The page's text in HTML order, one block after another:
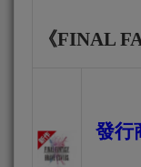
《FINAL
發行